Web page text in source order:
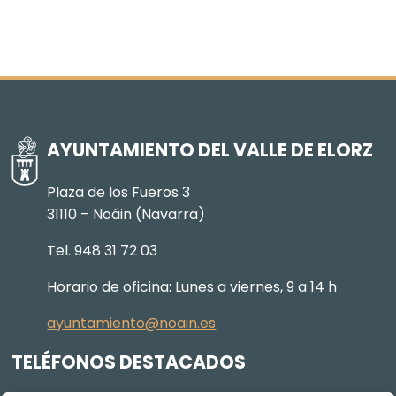
AYUNTAMIENTO DEL VALLE DE ELORZ
Plaza de los Fueros 3
31110 – Noáin (Navarra)
Tel. 948 31 72 03
Horario de oficina: Lunes a viernes, 9 a 14 h
ayuntamiento@noain.es
TELÉFONOS DESTACADOS